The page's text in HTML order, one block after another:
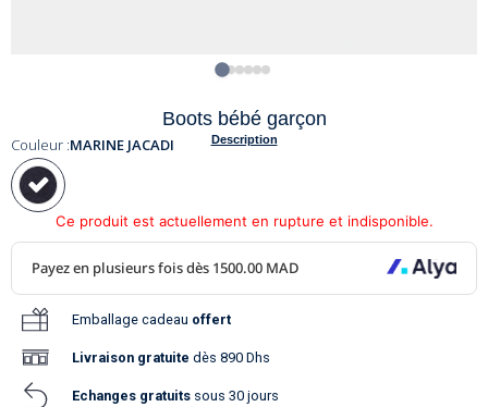
Boots bébé garçon
Description
Couleur :MARINE JACADI
Ce produit est actuellement en rupture et indisponible.
Emballage cadeau offert
Livraison gratuite dès 890 Dhs
Echanges gratuits sous 30 jours